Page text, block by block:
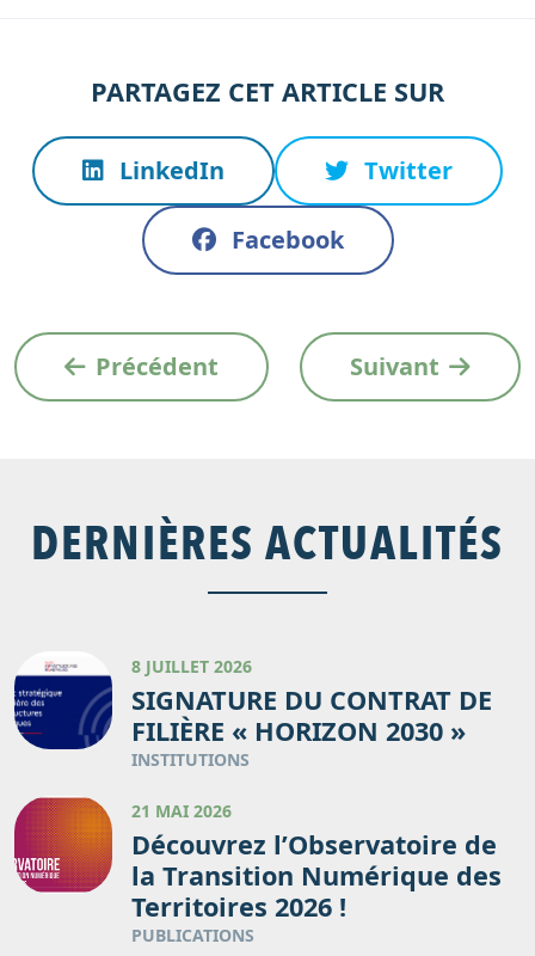
PARTAGEZ CET ARTICLE SUR
LinkedIn Twitter
Facebook
Précédent Suivant
DERNIÈRES ACTUALITÉS
8 JUILLET 2026
SIGNATURE DU CONTRAT DE
FILIÈRE « HORIZON 2030 »
INSTITUTIONS
21 MAI 2026
Découvrez l’Observatoire de
la Transition Numérique des
Territoires 2026 !
PUBLICATIONS